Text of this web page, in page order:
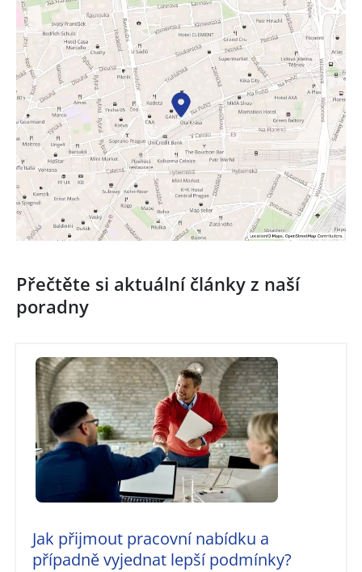
Přečtěte si aktuální články z naší
poradny
Jak přijmout pracovní nabídku a
případně vyjednat lepší podmínky?